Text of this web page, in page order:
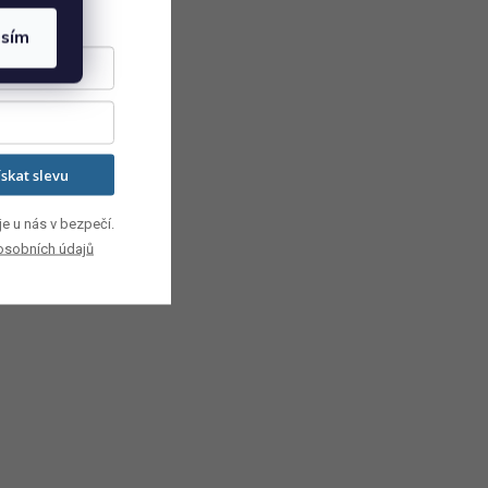
slevu
u nás v bezpečí.
údajů